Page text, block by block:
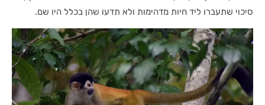
סיכוי שתעברו ליד חיות מדהימות ולא תדעו שהן בכלל היו שם.